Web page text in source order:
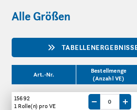
Alle Größen
Art.-Nr.
Bestellmenge
(Anzahl VE)
15692
1 Rolle(n) pro VE Menge um eine